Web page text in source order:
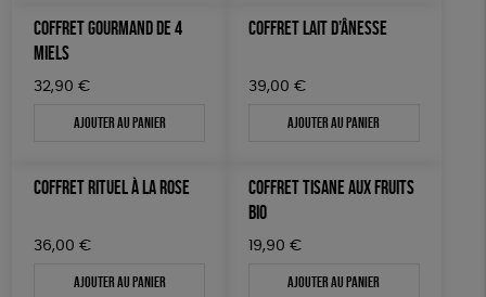
COFFRET GOURMAND DE 4
MIELS
32,90 €
Ajouter au panier
COFFRET LAIT D’ÂNESSE
39,00 €
Ajouter au panier
COFFRET RITUEL À LA ROSE
36,00 €
Ajouter au panier
COFFRET TISANE AUX FRUITS
BIO
19,90 €
Ajouter au panier